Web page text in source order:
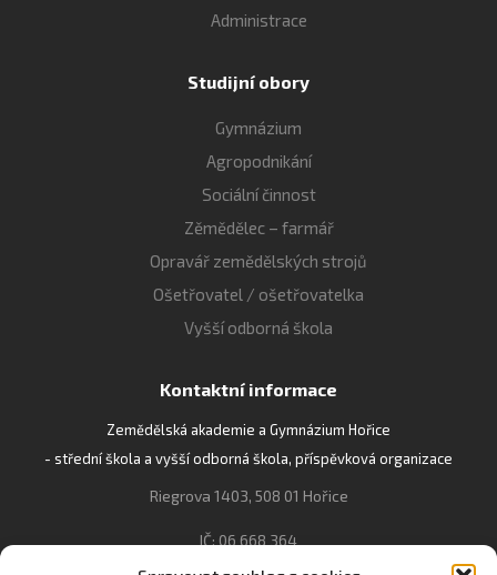
Administrace
Studijní obory
Gymnázium
Agropodnikání
Sociální činnost
Zěmědělec – farmář
Opravář zemědělských strojů
Ošetřovatel / ošetřovatelka
Vyšší odborná škola
Kontaktní informace
Zemědělská akademie a Gymnázium Hořice
- střední škola a vyšší odborná škola, příspěvková organizace
Riegrova 1403, 508 01 Hořice
IČ: 06 668 364